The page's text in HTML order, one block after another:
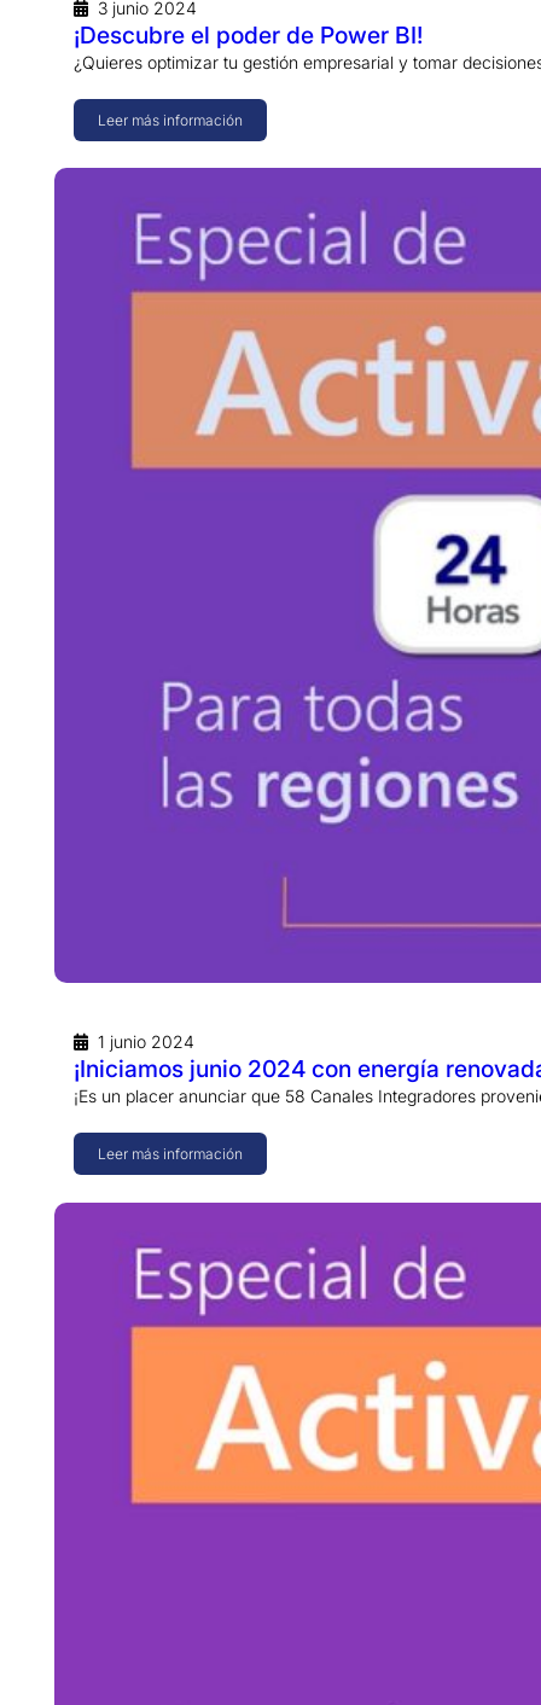
3 junio 2024
¡Descubre el poder de Power BI!
¿Quieres optimizar tu gestión empresarial y tomar
Leer más información
1 junio 2024
¡Iniciamos junio 2024 con energía
¡Es un placer anunciar que 58 Canales Integradores
Leer más información